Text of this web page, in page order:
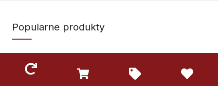
Popularne produkty